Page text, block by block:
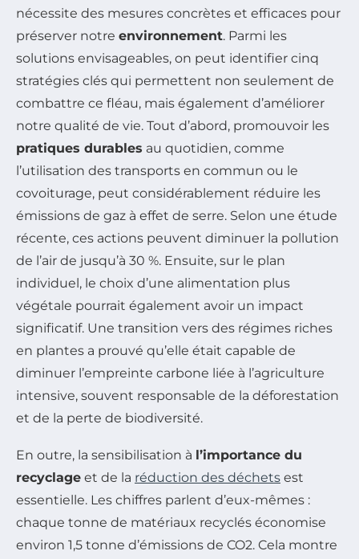
nécessite des mesures concrètes et efficaces pour
préserver notre environnement. Parmi les
solutions envisageables, on peut identifier cinq
stratégies clés qui permettent non seulement de
combattre ce fléau, mais également d’améliorer
notre qualité de vie. Tout d’abord, promouvoir les
pratiques durables au quotidien, comme
l’utilisation des transports en commun ou le
covoiturage, peut considérablement réduire les
émissions de gaz à effet de serre. Selon une étude
récente, ces actions peuvent diminuer la pollution
de l’air de jusqu’à 30 %. Ensuite, sur le plan
individuel, le choix d’une alimentation plus
végétale pourrait également avoir un impact
significatif. Une transition vers des régimes riches
en plantes a prouvé qu’elle était capable de
diminuer l’empreinte carbone liée à l’agriculture
intensive, souvent responsable de la déforestation
et de la perte de biodiversité.
En outre, la sensibilisation à l’importance du
recyclage et de la réduction des déchets est
essentielle. Les chiffres parlent d’eux-mêmes :
chaque tonne de matériaux recyclés économise
environ 1,5 tonne d’émissions de CO2. Cela montre